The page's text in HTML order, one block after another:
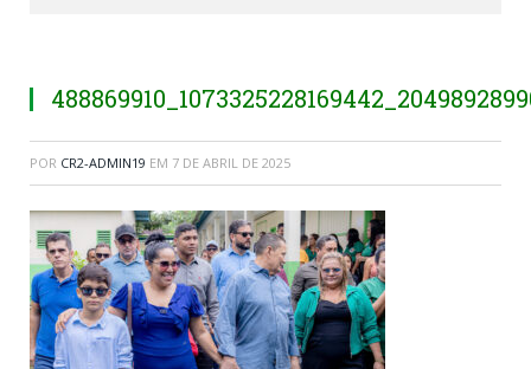
POR CR2-ADMIN19 EM 7 DE ABRIL DE 2025